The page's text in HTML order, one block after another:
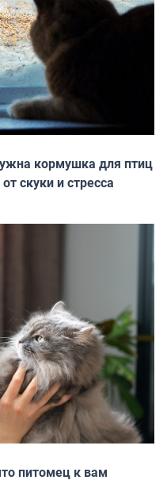
кормушка для птиц
скуки и стресса
питомец к вам